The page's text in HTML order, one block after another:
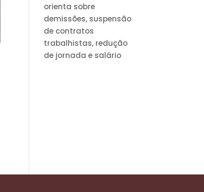
orienta sobre
demissões, suspensão
de contratos
trabalhistas, redução
de jornada e salário